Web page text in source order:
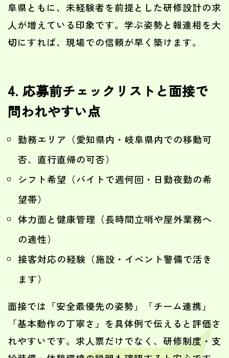
阜県ともに、未経験者を前提とした研修設計の求
人が増えている印象です。学ぶ姿勢と報連相を大
切にすれば、現場での信頼が早く築けます。
4. 応募前チェックリストと面接で
問われやすい点
勤務エリア（愛知県内・岐阜県内での移動可
否、直行直帰の可否）
シフト希望（バイトで週何回・日勤夜勤の希
望帯）
体力面と健康管理（長時間立哨や屋外業務へ
の適性）
接客対応の経験（施設・イベント警備で活き
ます）
面接では「安全最優先の姿勢」「チーム連携」
「基本動作の丁寧さ」を具体例で伝えると評価さ
れやすいです。求人票だけでなく、研修制度・支